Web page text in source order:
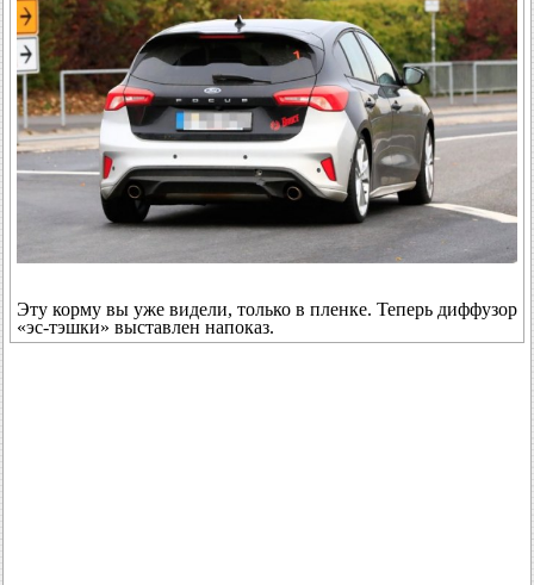
Эту корму вы уже видели, только в пленке. Теперь диффузор
«эс-тэшки» выставлен напоказ.